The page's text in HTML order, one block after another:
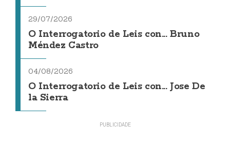
29/07/2026
O Interrogatorio de Leis con... Bruno
Méndez Castro
04/08/2026
O Interrogatorio de Leis con... Jose De
la Sierra